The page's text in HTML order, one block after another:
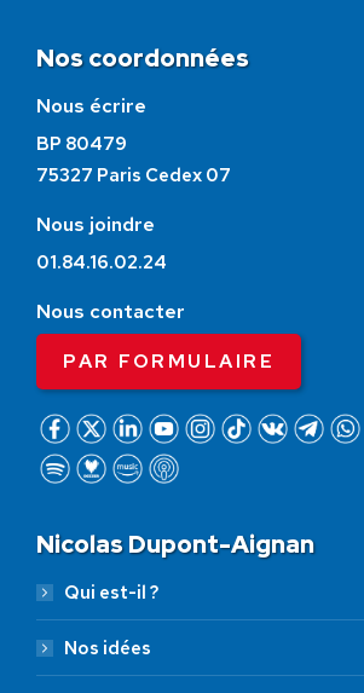
Nos coordonnées
Nous écrire
BP 80479
75327 Paris Cedex 07
Nous joindre
01.84.16.02.24
Nous contacter
PAR FORMULAIRE
Nicolas Dupont-Aignan
Qui est-il ?
Nos idées